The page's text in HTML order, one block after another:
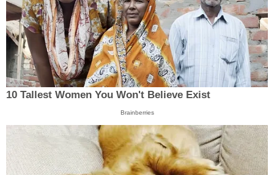
10 Tallest Women You Won't Believe Exist
Brainberries